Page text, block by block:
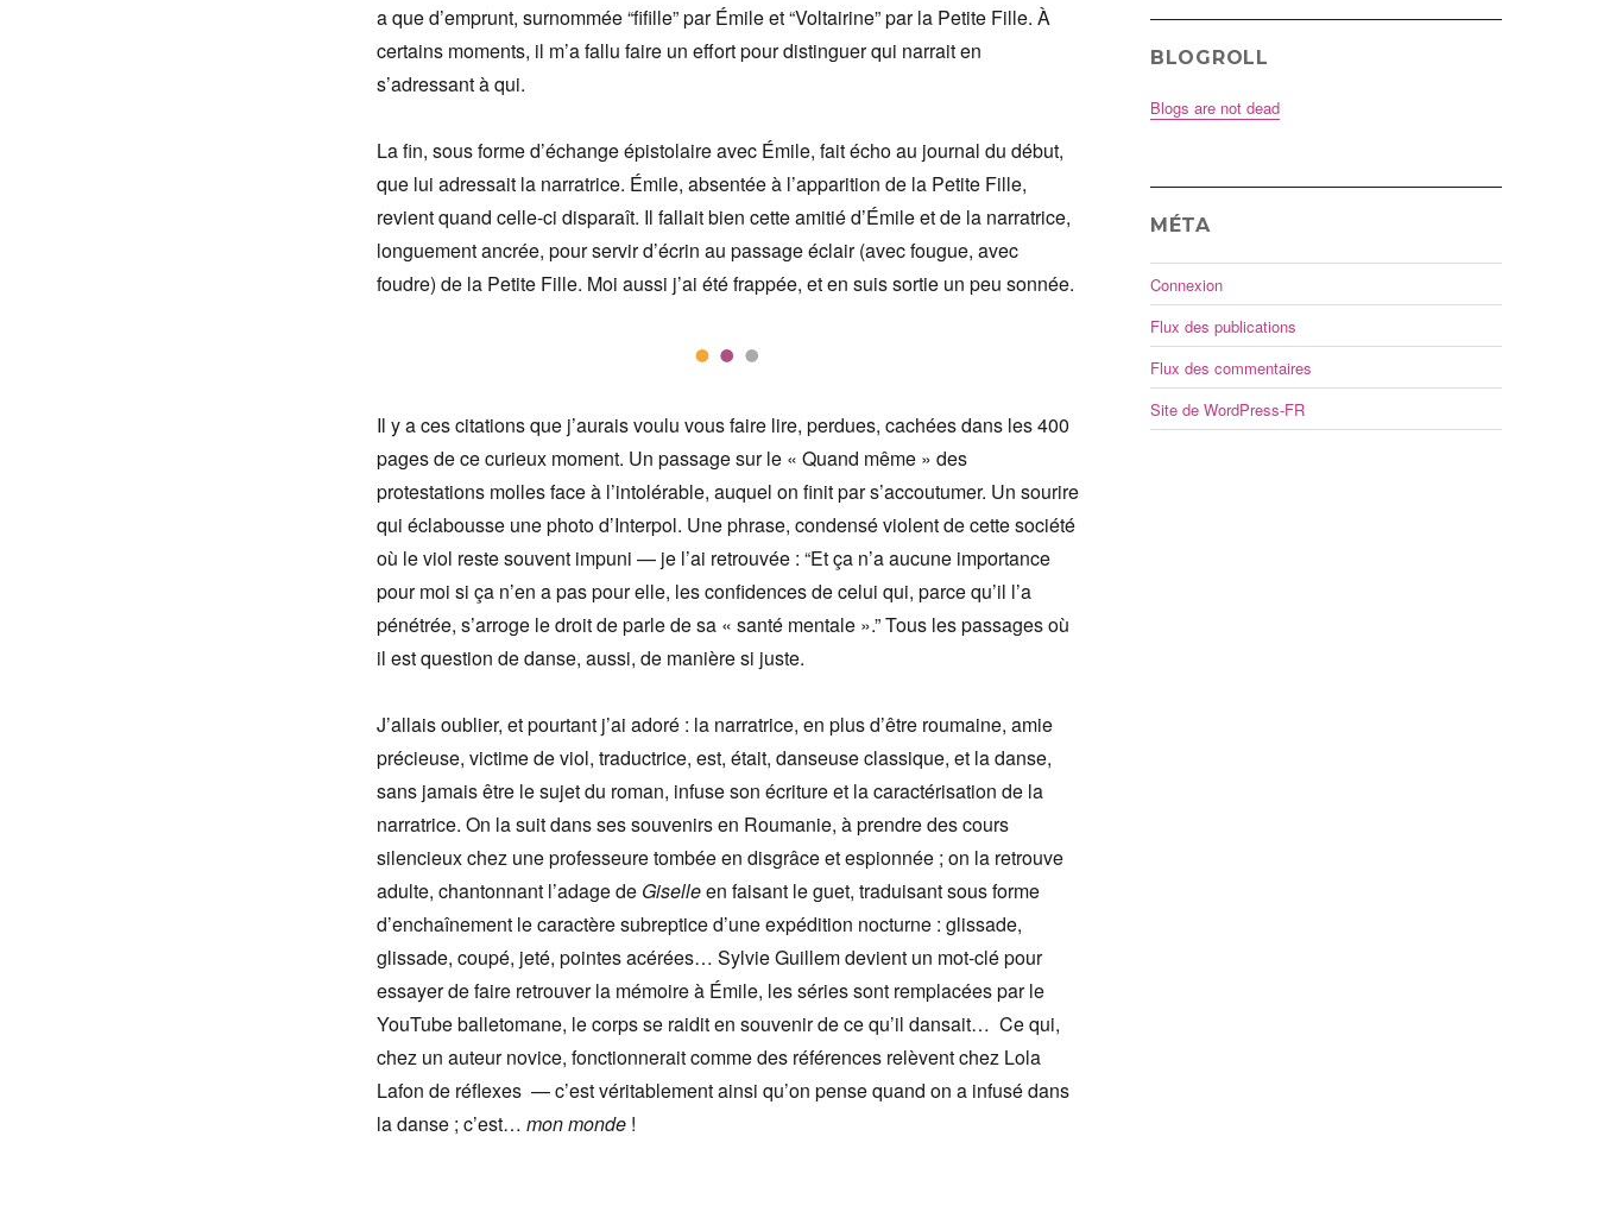
a que d’emprunt, surnommée “fifille” par Émile et “Voltairine” par la Petite Fille. À
certains moments, il m’a fallu faire un effort pour distinguer qui narrait en
s’adressant à qui.
La fin, sous forme d’échange épistolaire avec Émile, fait écho au journal du début,
que lui adressait la narratrice. Émile, absentée à l’apparition de la Petite Fille,
revient quand celle-ci disparaît. Il fallait bien cette amitié d’Émile et de la narratrice,
longuement ancrée, pour servir d’écrin au passage éclair (avec fougue, avec
foudre) de la Petite Fille. Moi aussi j’ai été frappée, et en suis sortie un peu sonnée.
Il y a ces citations que j’aurais voulu vous faire lire, perdues, cachées dans les 400
pages de ce curieux moment. Un passage sur le « Quand même » des
protestations molles face à l’intolérable, auquel on finit par s’accoutumer. Un sourire
qui éclabousse une photo d’Interpol. Une phrase, condensé violent de cette société
où le viol reste souvent impuni — je l’ai retrouvée : “Et ça n’a aucune importance
pour moi si ça n’en a pas pour elle, les confidences de celui qui, parce qu’il l’a
pénétrée, s’arroge le droit de parle de sa « santé mentale ».” Tous les passages où
il est question de danse, aussi, de manière si juste.
J’allais oublier, et pourtant j’ai adoré : la narratrice, en plus d’être roumaine, amie
précieuse, victime de viol, traductrice, est, était, danseuse classique, et la danse,
sans jamais être le sujet du roman, infuse son écriture et la caractérisation de la
narratrice. On la suit dans ses souvenirs en Roumanie, à prendre des cours
silencieux chez une professeure tombée en disgrâce et espionnée ; on la retrouve
adulte, chantonnant l’adage de Giselleen faisant le guet, traduisant sous forme
d’enchaînement le caractère subreptice d’une expédition nocturne : glissade,
glissade, coupé, jeté, pointes acérées… Sylvie Guillem devient un mot-clé pour
essayer de faire retrouver la mémoire à Émile, les séries sont remplacées par le
YouTube balletomane, le corps se raidit en souvenir de ce qu’il dansait… Ce qui,
chez un auteur novice, fonctionnerait comme des références relèvent chez Lola
Lafon de réflexes — c’est véritablement ainsi qu’on pense quand on a infusé dans
la danse ; c’est… mon monde!
BLOGROLL
Blogs are not dead
MÉTA
Connexion
Flux des publications
Flux des commentaires
Site de WordPress-FR